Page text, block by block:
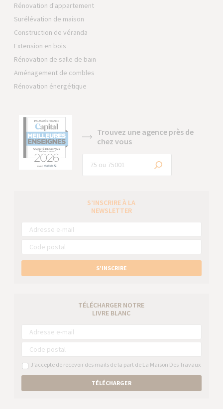
Rénovation d'appartement
Surélévation de maison
Construction de véranda
Extension en bois
Rénovation de salle de bain
Aménagement de combles
Rénovation énergétique
Trouvez une agence près de
chez vous
S’INSCRIRE À LA
NEWSLETTER
S’INSCRIRE
TÉLÉCHARGER NOTRE
LIVRE BLANC
J’accepte de recevoir des mails de la part de La Maison Des Travaux
TÉLÉCHARGER